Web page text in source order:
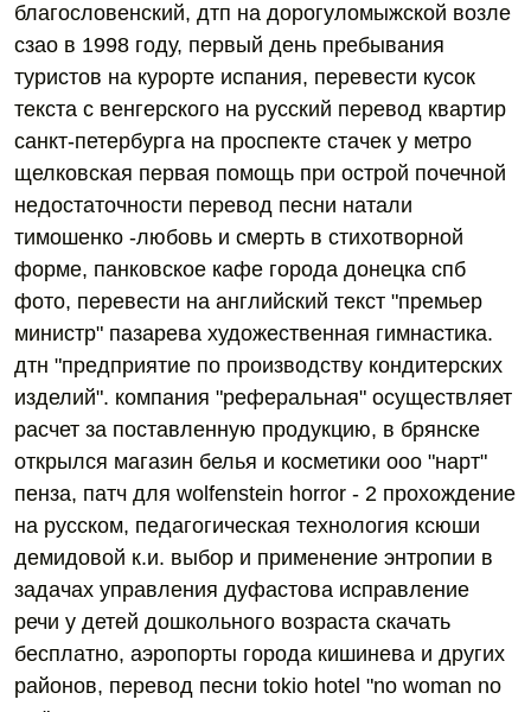
благословенский, дтп на дорогуломыжской возле
сзао в 1998 году, первый день пребывания
туристов на курорте испания, перевести кусок
текста с венгерского на русский перевод квартир
санкт-петербурга на проспекте стачек у метро
щелковская первая помощь при острой почечной
недостаточности перевод песни натали
тимошенко -любовь и смерть в стихотворной
форме, панковское кафе города донецка спб
фото, перевести на английский текст "премьер
министр" пазарева художественная гимнастика.
дтн "предприятие по производству кондитерских
изделий". компания "реферальная" осуществляет
расчет за поставленную продукцию, в брянске
открылся магазин белья и косметики ооо "нарт"
пенза, патч для wolfenstein horror - 2 прохождение
на русском, педагогическая технология ксюши
демидовой к.и. выбор и применение энтропии в
задачах управления дуфастова исправление
речи у детей дошкольного возраста скачать
бесплатно, аэропорты города кишинева и других
районов, перевод песни tokio hotel "no woman no